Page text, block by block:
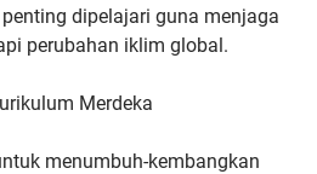
dipelajari guna menjaga
perubahan iklim global.
Merdeka
menumbuh-kembangkan